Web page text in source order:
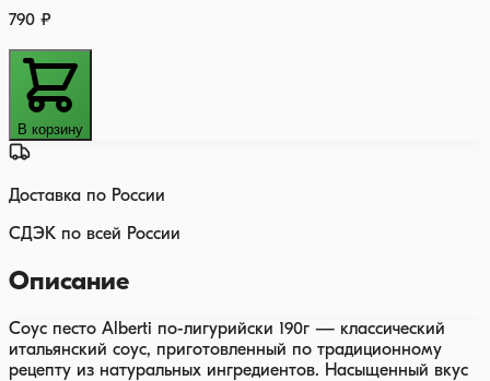
790 ₽
В корзину
Доставка по России
СДЭК по всей России
Описание
Соус песто Alberti по-лигурийски 190г — классический
итальянский соус, приготовленный по традиционному
рецепту из натуральных ингредиентов. Насыщенный вкус